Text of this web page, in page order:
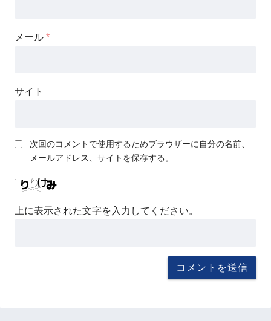
メール *
サイト
次回のコメントで使用するためブラウザーに自分の名前、
メールアドレス、サイトを保存する。
上に表示された文字を入力してください。